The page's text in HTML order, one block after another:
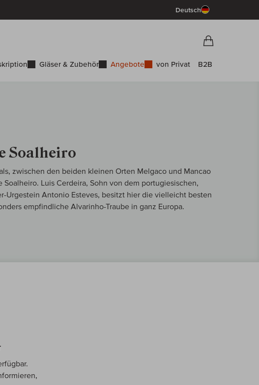
Deutsch
Gläser & Zubehör Angebote von Privat B2B
Soalheiro
zwischen den beiden kleinen Orten Melgaco und Mancao
Soalheiro. Luis Cerdeira, Sohn von dem portugiesischen,
Urgestein Antonio Esteves, besitzt hier die vielleicht besten
empfindliche Alvarinho-Traube in ganz Europa.